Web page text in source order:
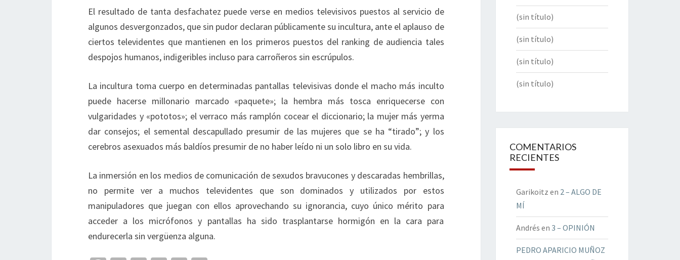
El resultado de tanta desfachatez puede verse en medios televisivos puestos al servicio de
algunos desvergonzados, que sin pudor declaran públicamente su incultura, ante el aplauso de
ciertos televidentes que mantienen en los primeros puestos del ranking de audiencia tales
despojos humanos, indigeribles incluso para carroñeros sin escrúpulos.
La incultura toma cuerpo en determinadas pantallas televisivas donde el macho más inculto
puede hacerse millonario marcado «paquete»; la hembra más tosca enriquecerse con
vulgaridades y «pototos»; el verraco más ramplón cocear el diccionario; la mujer más yerma
dar consejos; el semental descapullado presumir de las mujeres que se ha “tirado”; y los
cerebros asexuados más baldíos presumir de no haber leído ni un solo libro en su vida.
La inmersión en los medios de comunicación de sexudos bravucones y descaradas hembrillas,
no permite ver a muchos televidentes que son dominados y utilizados por estos
manipuladores que juegan con ellos aprovechando su ignorancia, cuyo único mérito para
acceder a los micrófonos y pantallas ha sido trasplantarse hormigón en la cara para
endurecerla sin vergüenza alguna.
(sin título)
(sin título)
(sin título)
(sin título)
COMENTARIOS
RECIENTES
Garikoitz en 2 – ALGO DE
MÍ
Andrés en 3 – OPINIÓN
PEDRO APARICIO MUÑOZ